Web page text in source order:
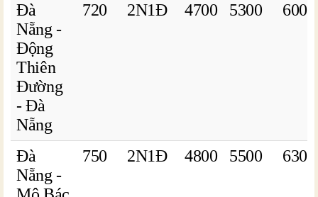
Đà
Nẵng -
Động
Thiên
Đường
- Đà
Nẵng
720 2N1Đ 4700 5300 6000
Đà
Nẵng -
750 2N1Đ 4800 5500 6300